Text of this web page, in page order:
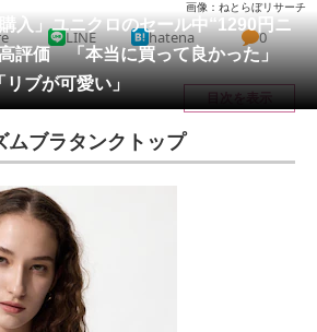
ページ
トレンド
スの未来
選べる
入」ユニクロのセール中“1290円ニ
評価 「本当に買って良かった」
リブが可愛い」
画像：ねとらぼリサーチ
LINE hatena 0
目次を表示
ムブラタンクトップ